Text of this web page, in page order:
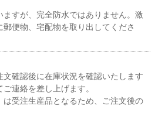
すが、完全防水ではありません。激
便物、宅配物を取り出してくださ
確認後に在庫状況を確認いたします
連絡を差し上げます。
受注生産品となるため、ご注文後の